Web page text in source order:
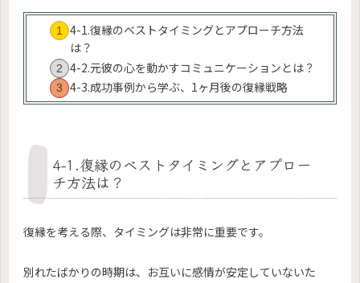
4-1.復縁のベストタイミングとアプローチ方法
は？
4-2.元彼の心を動かすコミュニケーションとは？
4-3.成功事例から学ぶ、1ヶ月後の復縁戦略
4-1.復縁のベストタイミングとアプロー
チ方法は？
復縁を考える際、タイミングは非常に重要です。
別れたばかりの時期は、お互いに感情が安定していないた